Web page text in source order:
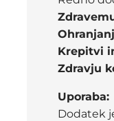
Krepitvi
Zdravju
Uporaba:
Dodatek